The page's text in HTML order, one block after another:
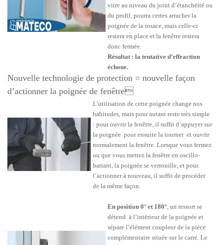
vitre au niveau du joint d’étanchéité ou
du profil, pourra certes arracher la
poignée de la rosace, mais celle-ci
restera en place et la fenêtre restera
donc fermée.
Résultat : la tentative d’effraction
échoue.
Nouvelle technologie de protection = nouvelle façon
d’actionner la poignée de fenêtre
L’utilisation de cette poignée change nos
habitudes, mais pour autant reste très simple
: pour ouvrir la fenêtre, il suffit d’appuyer sur
la poignée pour ensuite la tourner et ouvrir
normalement la fenêtre. Lorsque vous fermez
ou que vous mettez la fenêtre en oscillo-
battant, la poignée se verrouille, et pour
l’actionner à nouveau, il suffit de procéder
de la même façon.
En position 0° et 180° , un ressort se
détend à l’intérieur de la poignée et
sépare l’élément coupleur de la pièce
complémentaire située sur le carré. Le